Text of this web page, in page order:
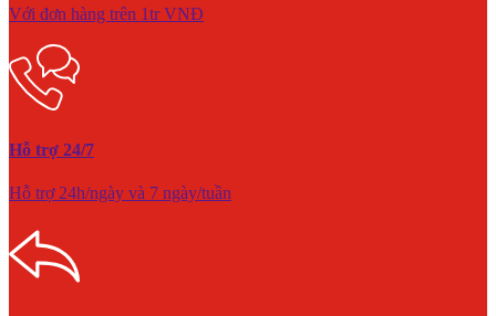
Với đơn hàng trên 1tr VNĐ
Hỗ trợ 24/7
Hỗ trợ 24h/ngày và 7 ngày/tuần